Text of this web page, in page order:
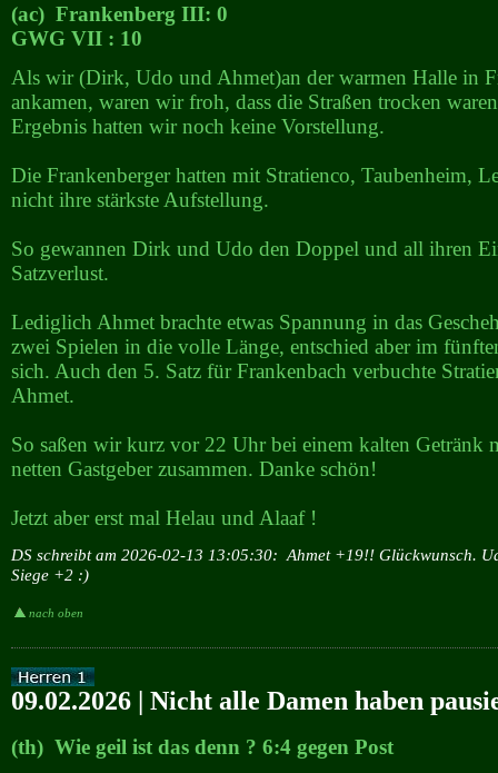
(ac) Frankenberg III: 0
GWG VII : 10
Als wir (Dirk, Udo und Ahmet)an der warmen Halle in
ankamen, waren wir froh, dass die Straßen trocken
Ergebnis hatten wir noch keine Vorstellung.
Die Frankenberger hatten mit Stratienco, Taubenheim,
nicht ihre stärkste Aufstellung.
So gewannen Dirk und Udo den Doppel und all ihren
Satzverlust.
Lediglich Ahmet brachte etwas Spannung in das
zwei Spielen in die volle Länge, entschied aber im
sich. Auch den 5. Satz für Frankenbach verbuchte
Ahmet.
So saßen wir kurz vor 22 Uhr bei einem kalten Getränk
netten Gastgeber zusammen. Danke schön!
Jetzt aber erst mal Helau und Alaaf !
DS schreibt am 2026-02-13 13:05:30: Ahmet +19!! Glückwunsch.
Siege +2 :)
nach oben
09.02.2026 | Nicht alle Damen haben
(th) Wie geil ist das denn ? 6:4 gegen Post